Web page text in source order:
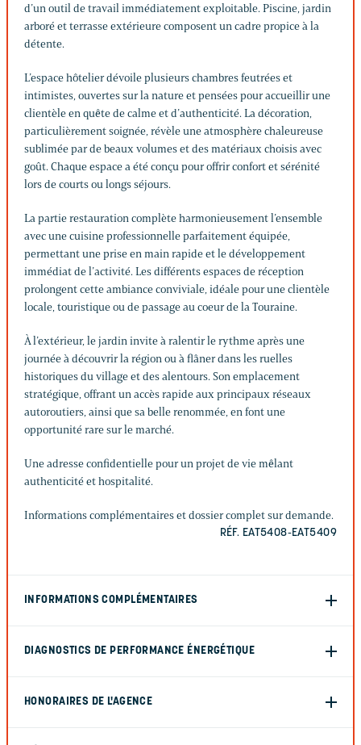
d’un outil de travail immédiatement exploitable. Piscine, jardin
arboré et terrasse extérieure composent un cadre propice à la
détente.
L’espace hôtelier dévoile plusieurs chambres feutrées et
intimistes, ouvertes sur la nature et pensées pour accueillir une
clientèle en quête de calme et d’authenticité. La décoration,
particulièrement soignée, révèle une atmosphère chaleureuse
sublimée par de beaux volumes et des matériaux choisis avec
goût. Chaque espace a été conçu pour offrir confort et sérénité
lors de courts ou longs séjours.
La partie restauration complète harmonieusement l’ensemble
avec une cuisine professionnelle parfaitement équipée,
permettant une prise en main rapide et le développement
immédiat de l’activité. Les différents espaces de réception
prolongent cette ambiance conviviale, idéale pour une clientèle
locale, touristique ou de passage au coeur de la Touraine.
À l’extérieur, le jardin invite à ralentir le rythme après une
journée à découvrir la région ou à flâner dans les ruelles
historiques du village et des alentours. Son emplacement
stratégique, offrant un accès rapide aux principaux réseaux
autoroutiers, ainsi que sa belle renommée, en font une
opportunité rare sur le marché.
Une adresse confidentielle pour un projet de vie mêlant
authenticité et hospitalité.
Informations complémentaires et dossier complet sur demande.
RÉF. EAT5408-EAT5409
INFORMATIONS COMPLÉMENTAIRES
DIAGNOSTICS DE PERFORMANCE ÉNERGÉTIQUE
HONORAIRES DE L'AGENCE